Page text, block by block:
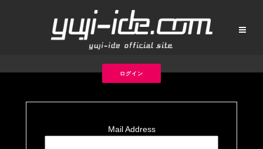
ログイン
Mail Address